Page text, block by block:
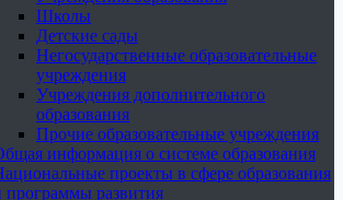
Школы
Детские сады
Негосударственные образовательные
учреждения
Учреждения дополнительного
образования
Прочие образовательные учреждения
информация о системе образования
проекты в сфере образования
программы развития